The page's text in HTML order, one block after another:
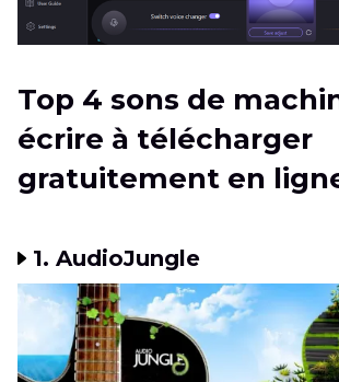
Top 4 sons de
écrire à télécharger
gratuitement en
1. AudioJungle